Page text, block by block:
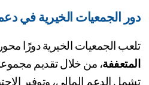
الجمعيات الخيرية في دعم
الجمعيات الخيرية دورًا